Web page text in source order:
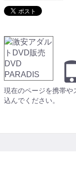
現在のページを携帯や
込んでください。